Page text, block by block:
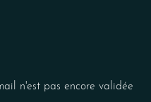
n'est pas encore validée